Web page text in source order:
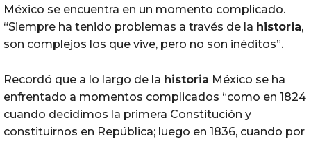
México se encuentra en un momento complicado.
“Siempre ha tenido problemas a través de la historia,
son complejos los que vive, pero no son inéditos”.
Recordó que a lo largo de la historia México se ha
enfrentado a momentos complicados “como en 1824
cuando decidimos la primera Constitución y
constituirnos en República; luego en 1836, cuando por